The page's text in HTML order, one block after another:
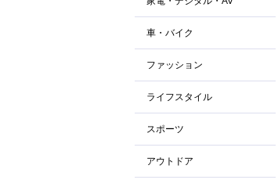
車・バイク
ファッション
ライフスタイル
スポーツ
アウトドア